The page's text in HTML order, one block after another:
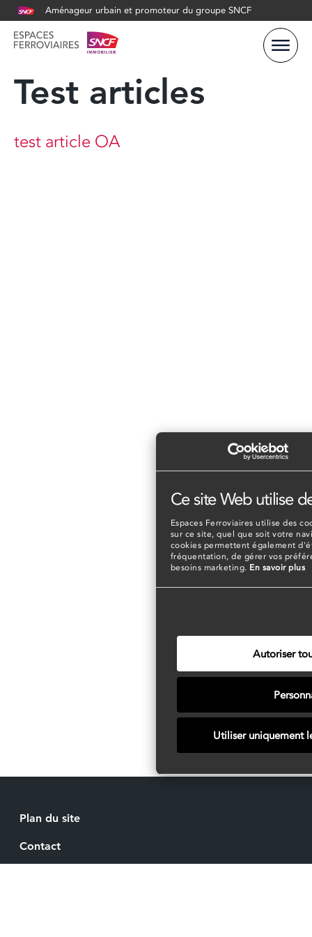
Ce site Web utilise
Espaces Ferroviaires utilise des
sur ce site, quel que soit votre
cookies permettent également
fréquentation, de gérer vos
besoins marketing. En savoir plus
Autoriser
Utiliser uniquement
Aménageur urbain et promoteur du groupe SNCF
Test articles
test article OA
Plan du site
Contact